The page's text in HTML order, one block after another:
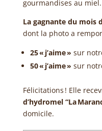
gourmandises au miel.
La gagnante du mois
dont la photo a
25 « j’aime » sur
50 « j’aime » sur
Félicitations ! Elle
d’hydromel “La
domicile.